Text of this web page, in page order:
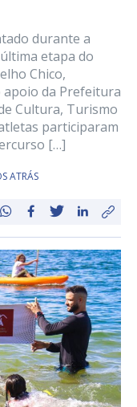
durante a
etapa do
Chico,
apoio da Prefeitura
Cultura, Turismo
participaram
[…]
ATRÁS